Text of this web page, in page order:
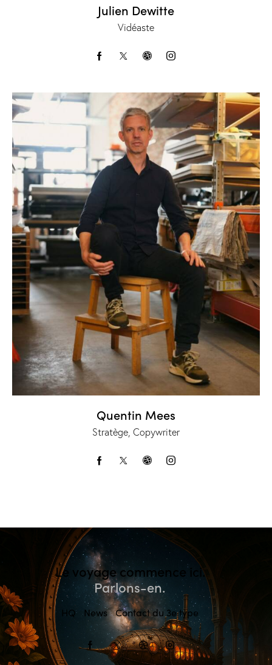
Julien Dewitte
Vidéaste
Quentin Mees
Stratège, Copywriter
Le voyage commence ici.
Parlons-en.
HQ News Contact du 3e type